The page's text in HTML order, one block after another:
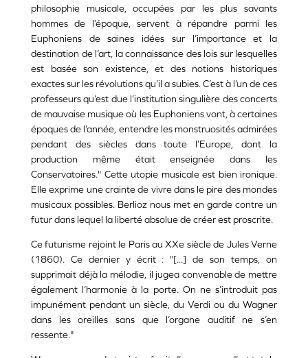
philosophie musicale, occupées par les plus savants
hommes de l’époque, servent à répandre parmi les
Euphoniens de saines idées sur l’importance et la
destination de l’art, la connaissance des lois sur lesquelles
est basée son existence, et des notions historiques
exactes sur les révolutions qu’il a subies. C’est à l’un de ces
professeurs qu’est due l’institution singulière des concerts
de mauvaise musique où les Euphoniens vont, à certaines
époques de l’année, entendre les monstruosités admirées
pendant des siècles dans toute l’Europe, dont la
production même était enseignée dans les
Conservatoires." Cette utopie musicale est bien ironique.
Elle exprime une crainte de vivre dans le pire des mondes
musicaux possibles. Berlioz nous met en garde contre un
futur dans lequel la liberté absolue de créer est proscrite.
Ce futurisme rejoint le Paris au XXe siècle de Jules Verne
(1860). Ce dernier y écrit : "[...] de son temps, on
supprimait déjà la mélodie, il jugea convenable de mettre
également l’harmonie à la porte. On ne s’introduit pas
impunément pendant un siècle, du Verdi ou du Wagner
dans les oreilles sans que l’organe auditif ne s’en
ressente."